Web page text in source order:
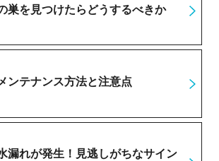
巣を見つけたらどうするべきか
ンテナンス方法と注意点
漏れが発生！見逃しがちなサイン